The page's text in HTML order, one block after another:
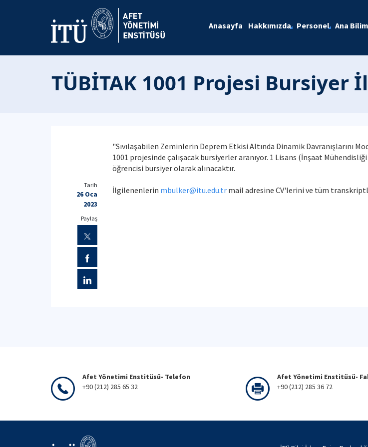
Anasayfa Hakkımızda Personel Ana
TÜBİTAK 1001 Projesi Bursiyer
"Sıvılaşabilen Zeminlerin Deprem Etkisi Altında Dinamik Davranışlarını
1001 projesinde çalışacak bursiyerler aranıyor. 1 Lisans (İnşaat
öğrencisi bursiyer olarak alınacaktır.
İlgilenenlerin mbulker@itu.edu.trmail adresine CV'lerini ve tüm
Tarih
26 Oca
2023
Paylaş
Afet Yönetimi Enstitüsü- Telefon
+90 (212) 285 65 32
Afet Yönetimi Enstitüsü-
+90 (212) 285 36 72